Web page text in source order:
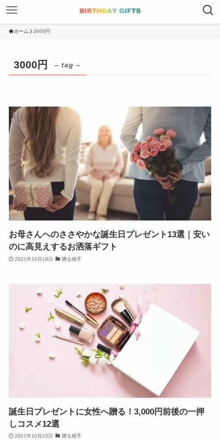
ホーム 3000円
3000円 – tag –
お母さんへのささやかな誕生日プレゼント13選｜安い
のに高見えするお洒落ギフト
2021年10月19日 贈る相手
誕生日プレゼントに女性へ贈る！3,000円前後の一押
しコスメ12選
2021年10月15日 贈る相手